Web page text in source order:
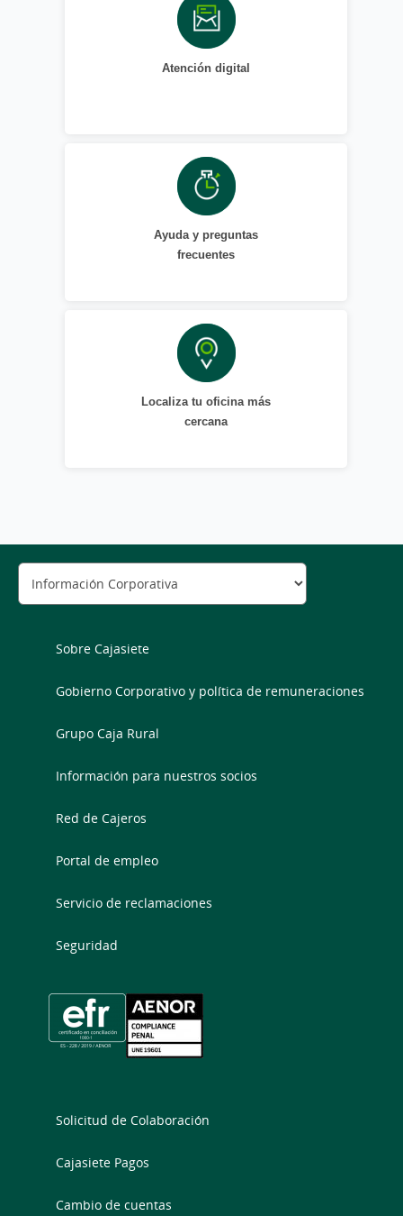
Atención digital
Ayuda y preguntas
frecuentes
Localiza tu oficina más
cercana
Sobre Cajasiete
Gobierno Corporativo y política de remuneraciones
Grupo Caja Rural
Información para nuestros socios
Red de Cajeros
Portal de empleo
Servicio de reclamaciones
Seguridad
Solicitud de Colaboración
Cajasiete Pagos
Cambio de cuentas